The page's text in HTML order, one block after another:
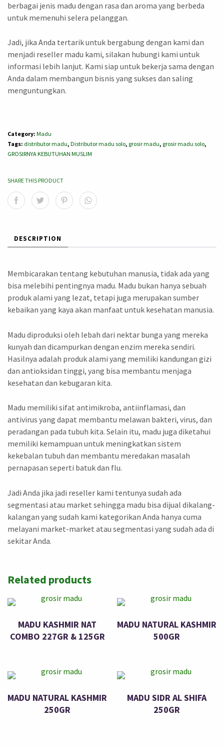
berbagai jenis madu dengan rasa dan aroma yang berbeda
untuk memenuhi selera pelanggan.
Jadi, jika Anda tertarik untuk bergabung dengan kami dan
menjadi reseller madu kami, silakan hubungi kami untuk
informasi lebih lanjut. Kami siap untuk bekerja sama dengan
Anda dalam membangun bisnis yang sukses dan saling
menguntungkan.
Category: Madu
Tags: distributor madu, Distributor madu solo, grosir madu, grosir madu solo,
GROSIRNYA KEBUTUHAN MUSLIM
SHARE THIS PRODUCT
DESCRIPTION
Membicarakan tentang kebutuhan manusia, tidak ada yang
bisa melebihi pentingnya madu. Madu bukan hanya sebuah
produk alami yang lezat, tetapi juga merupakan sumber
kebaikan yang kaya akan manfaat untuk kesehatan manusia.
Madu diproduksi oleh lebah dari nektar bunga yang mereka
kunyah dan dicampurkan dengan enzim mereka sendiri.
Hasilnya adalah produk alami yang memiliki kandungan gizi
dan antioksidan tinggi, yang bisa membantu menjaga
kesehatan dan kebugaran kita.
Madu memiliki sifat antimikroba, antiinflamasi, dan
antivirus yang dapat membantu melawan bakteri, virus, dan
peradangan pada tubuh kita. Selain itu, madu juga diketahui
memiliki kemampuan untuk meningkatkan sistem
kekebalan tubuh dan membantu meredakan masalah
pernapasan seperti batuk dan flu.
Jadi Anda jika jadi reseller kami tentunya sudah ada
segmentasi atau market sehingga madu bisa dijual dikalang-
kalangan yang sudah kami kategorikan Anda hanya cuma
melayani market-market atau segmentasi yang sudah ada di
sekitar Anda.
Related products
MADU KASHMIR NAT
COMBO 227GR & 125GR
MADU NATURAL KASHMIR
500GR
MADU NATURAL KASHMIR
250GR
MADU SIDR AL SHIFA
250GR